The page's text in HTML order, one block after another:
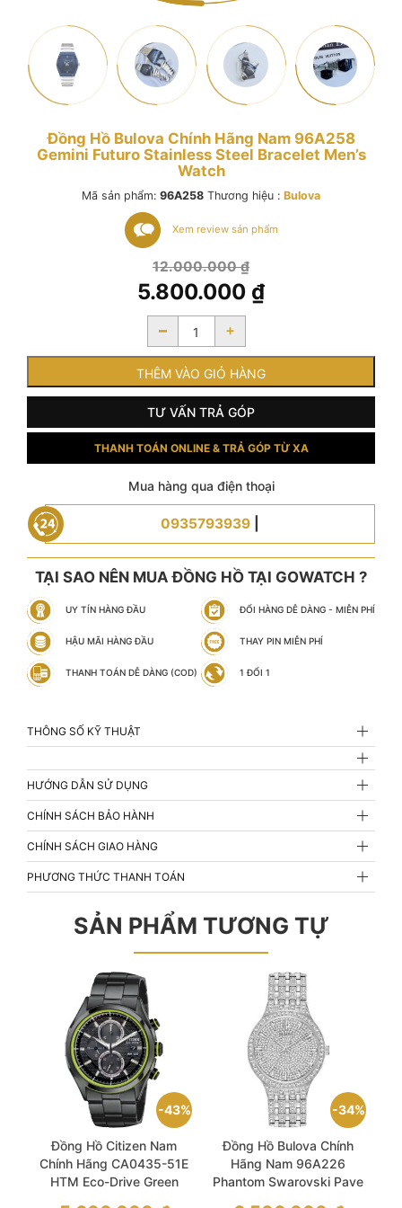
Đồng Hồ Bulova Chính Hãng Nam 96A258
Gemini Futuro Stainless Steel Bracelet Men’s
Watch
Mã sản phẩm: 96A258 Thương hiệu : Bulova
Xem review sản phẩm
12.000.000₫Giá
gốc
là:
5.800.000 ₫
Giá
tại
là:
5.800.000 ₫.
- +
THÊM VÀO GIỎ HÀNG
TƯ VẤN TRẢ GÓP
THANH TOÁN ONLINE & TRẢ GÓP TỪ XA
Mua hàng qua điện thoại
0935793939
TẠI SAO NÊN MUA ĐỒNG HỒ TẠI GOWATCH ?
UY TÍN HÀNG ĐẦU ĐỔI HÀNG DỄ DÀNG - MIỄN PHÍ
HẬU MÃI HÀNG ĐẦU THAY PIN MIỄN PHÍ
THANH TOÁN DỄ DÀNG (COD) 1 ĐỔI 1
THÔNG SỐ KỸ THUẬT
HƯỚNG DẪN SỬ DỤNG
CHÍNH SÁCH BẢO HÀNH
CHÍNH SÁCH GIAO HÀNG
PHƯƠNG THỨC THANH TOÁN
SẢN PHẨM TƯƠNG TỰ
43%
Đồng Hồ Citizen Nam
Chính Hãng CA0435-51E
HTM Eco-Drive Green
Giá
34%
Đồng Hồ Bulova Chính
Hãng Nam 96A226
Phantom Swarovski Pave
Giá